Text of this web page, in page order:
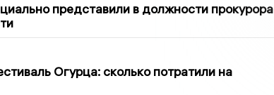
представили в должности прокурора
Огурца: сколько потратили на